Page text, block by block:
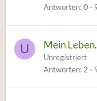
Antworten 0
U Mein
Unregistriert
Antworten 2